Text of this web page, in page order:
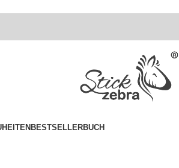
BESTSELLERBUCH